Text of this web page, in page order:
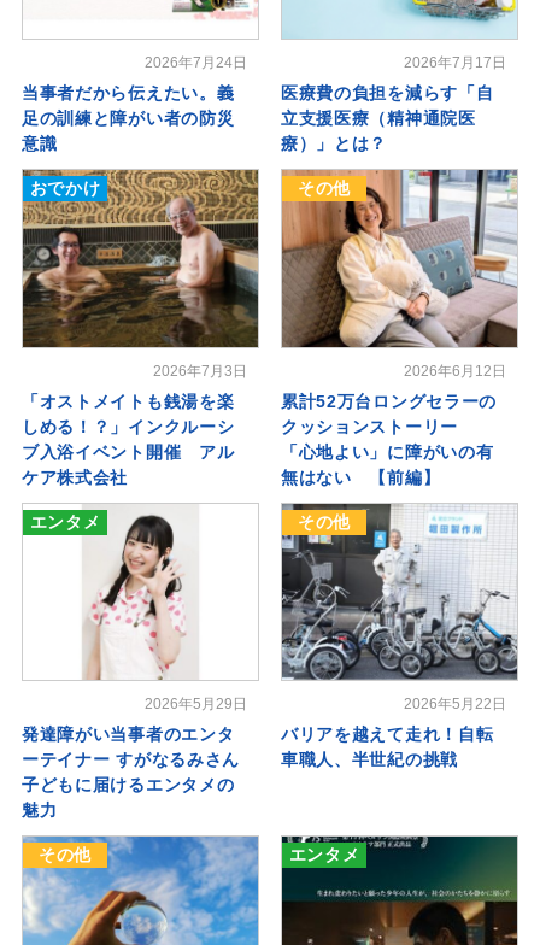
2026年7月24日
当事者だから伝えたい。義
足の訓練と障がい者の防災
意識
2026年7月17日
医療費の負担を減らす「自
立支援医療（精神通院医
療）」とは？
おでかけ
2026年7月3日
「オストメイトも銭湯を楽
しめる！？」インクルーシ
ブ入浴イベント開催 アル
ケア株式会社
その他
2026年6月12日
累計52万台ロングセラーの
クッションストーリー
「心地よい」に障がいの有
無はない 【前編】
エンタメ
2026年5月29日
発達障がい当事者のエンタ
ーテイナー すがなるみさん
子どもに届けるエンタメの
魅力
その他
2026年5月22日
バリアを越えて走れ！自転
車職人、半世紀の挑戦
その他 エンタメ